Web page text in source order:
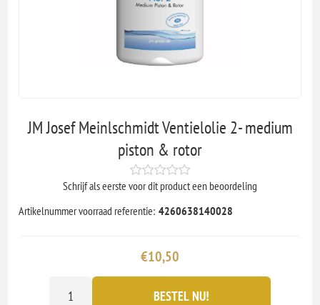
JM Josef Meinlschmidt Ventielolie 2- medium
piston & rotor
Schrijf als eerste voor dit product een beoordeling
Artikelnummer voorraad referentie: 4260638140028
€10,50
BESTEL NU!